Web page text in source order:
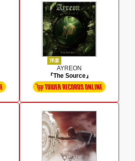
洋楽
AYREON
『The Source』